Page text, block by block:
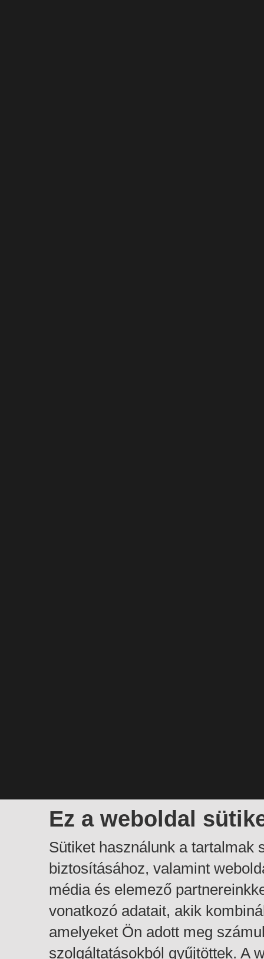
Ez a weboldal
Sütiket használunk a tartalmak
biztosításához, valamint
média és elemező
vonatkozó adatait, akik
amelyeket Ön adott meg
szolgáltatásokból gyűjtöttek. A